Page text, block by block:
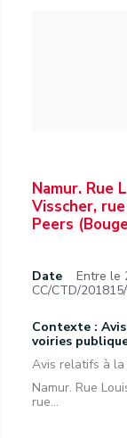
Namur. Rue
Visscher,
Peers
Date Entre le
CC/CTD/
Contexte :
voiries
Avis relatifs à la
Namur. Rue
rue...